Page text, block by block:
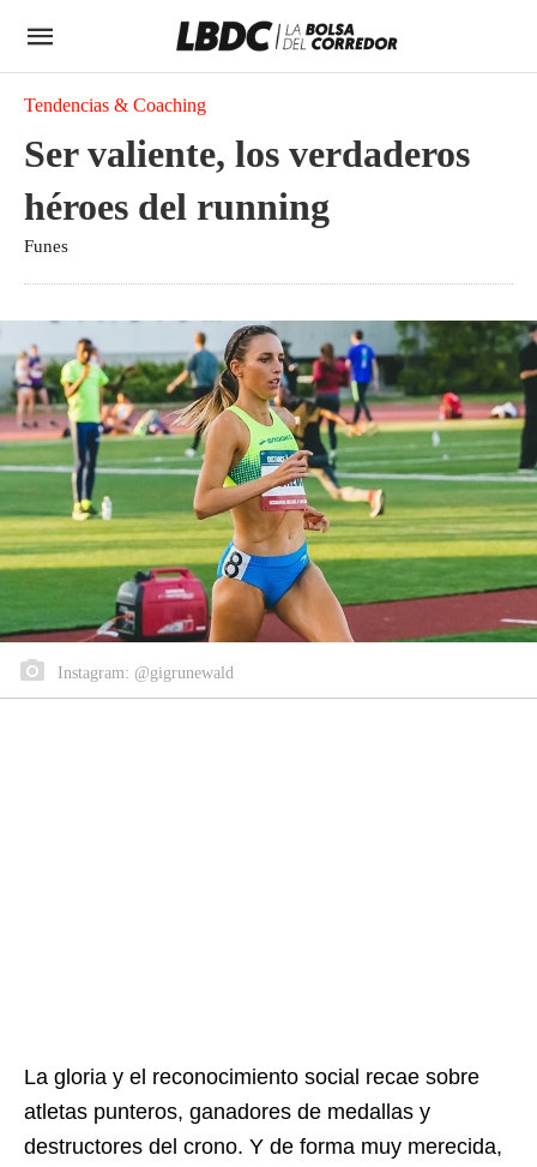
Tendencias & Coaching
Ser valiente, los verdaderos
héroes del running
Funes
Instagram: @gigrunewald
La gloria y el reconocimiento social recae sobre
atletas punteros, ganadores de medallas y
destructores del crono. Y de forma muy merecida,